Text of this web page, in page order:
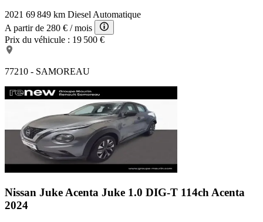
Ceintures avant ajustables en hauteur
Rétroviseurs rabattables automatique
Tablette cache bagages
Essuie-glace arrière
Siège passager réglable en hauteur
Prise 12V
Filtre à Pollen
Capteur de luminosité
ESP
Airbags rideaux
Noir Métallisé
Feux de jour à LED
6 Haut parleurs
Poignées ton carrosserie
2021 69 849 km DieselAutomatique
A partir de 280 € / mois
Prix du véhicule : 19 500 €
77210 - SAMOREAU
Nissan Juke Acenta Juke 1.0 DIG-T 114ch Acenta
2024